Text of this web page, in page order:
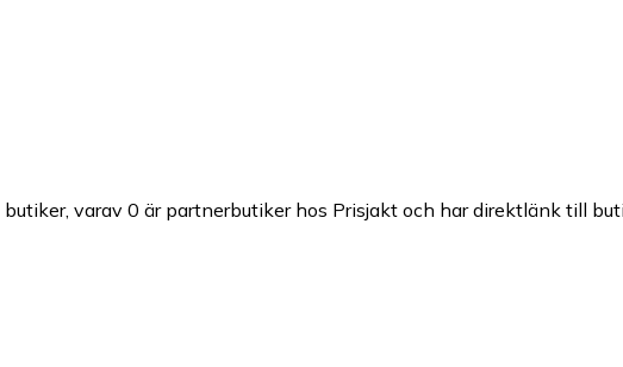
varav 0 är partnerbutiker hos Prisjakt och har direktlänk till